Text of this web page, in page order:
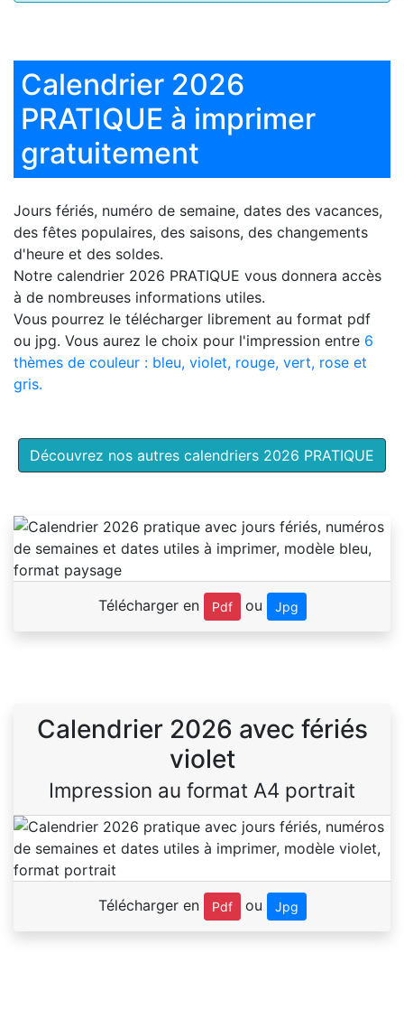
Calendrier 2026
PRATIQUE à imprimer
gratuitement
Jours fériés, numéro de semaine, dates des vacances,
des fêtes populaires, des saisons, des changements
d'heure et des soldes.
Notre calendrier 2026 PRATIQUE vous donnera accès
à de nombreuses informations utiles.
Vous pourrez le télécharger librement au format pdf
ou jpg. Vous aurez le choix pour l'impression entre 6
thèmes de couleur : bleu, violet, rouge, vert, rose et
gris.
Découvrez nos autres calendriers 2026 PRATIQUE
Télécharger en Pdf ou Jpg
Calendrier 2026 avec fériés
violet
Impression au format A4 portrait
Télécharger en Pdf ou Jpg